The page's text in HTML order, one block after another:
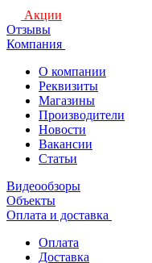
Акции
Отзывы
Компания
О компании
Реквизиты
Магазины
Производители
Новости
Вакансии
Статьи
Видеообзоры
Объекты
Оплата и доставка
Оплата
Доставка